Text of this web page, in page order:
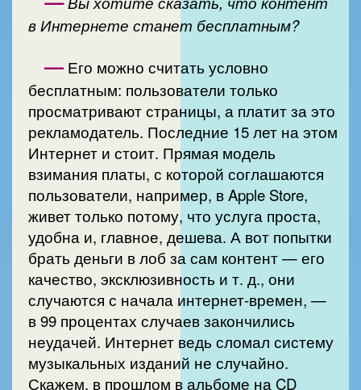
в Интернете станет бесплатным?
— Его можно считать условно
бесплатным: пользователи только
просматривают страницы, а платит за это
рекламодатель. Последние 15 лет на этом
Интернет и стоит. Прямая модель
взимания платы, с которой соглашаются
пользователи, например, в Apple Store,
живет только потому, что услуга проста,
удобна и, главное, дешева. А вот попытки
брать деньги в лоб за сам контент — его
качество, эксклюзивность и т. д., они
случаются с начала интернет-времен, —
в 99 процентах случаев закончились
неудачей. Интернет ведь сломал систему
музыкальных изданий не случайно.
Скажем, в прошлом в альбоме на CD